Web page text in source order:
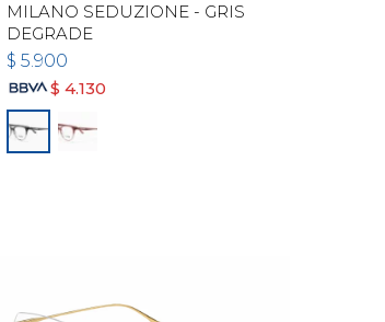
MILANO SEDUZIONE - GRIS
DEGRADE
$ 5.900
$ 4.130